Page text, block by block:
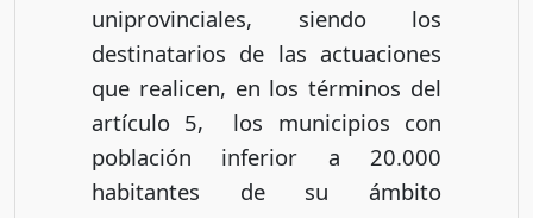
uniprovinciales, siendo los
destinatarios de las actuaciones
que realicen, en los términos del
artículo 5, los municipios con
población inferior a 20.000
habitantes de su ámbito